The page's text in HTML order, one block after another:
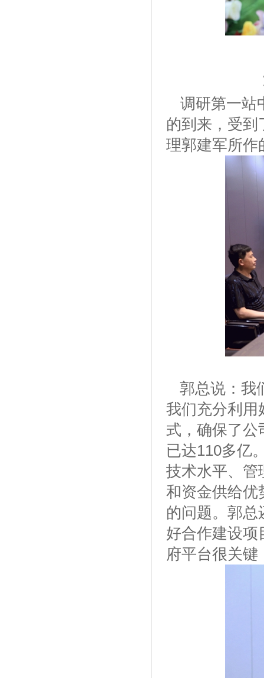
调研第一站
的到来，受到
理郭建军所作
郭总说：我
我们充分利用
式，确保了公
已达110多亿
技术水平、管
和资金供给优
的问题。郭总
好合作建设项
府平台很关